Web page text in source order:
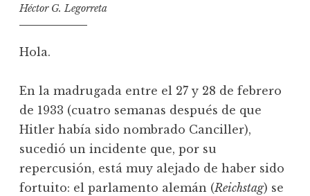
Héctor G. Legorreta
Hola.
En la madrugada entre el 27 y 28 de febrero
de 1933 (cuatro semanas después de que
Hitler había sido nombrado Canciller),
sucedió un incidente que, por su
repercusión, está muy alejado de haber sido
fortuito: el parlamento alemán (Reichstag) se